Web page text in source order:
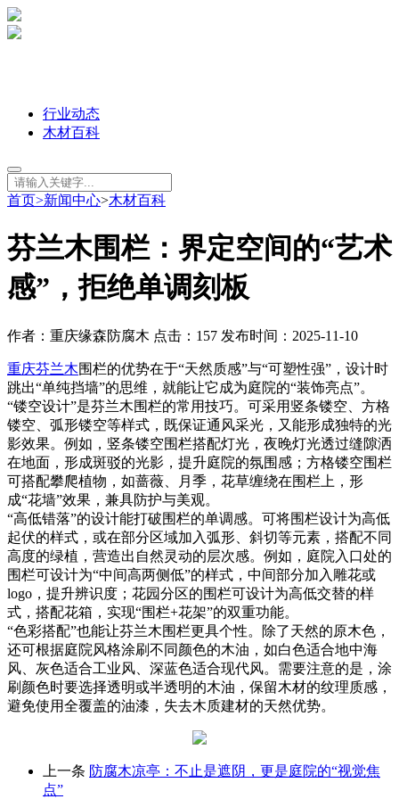
行业动态
木材百科
首页>新闻中心>木材百科
芬兰木围栏：界定空间的“艺术
感”，拒绝单调刻板
作者：重庆缘森防腐木 点击：157 发布时间：2025-11-10
重庆芬兰木围栏的优势在于“天然质感”与“可塑性强”，设计时
跳出“单纯挡墙”的思维，就能让它成为庭院的“装饰亮点”。
“镂空设计”是芬兰木围栏的常用技巧。可采用竖条镂空、方格
镂空、弧形镂空等样式，既保证通风采光，又能形成独特的光
影效果。例如，竖条镂空围栏搭配灯光，夜晚灯光透过缝隙洒
在地面，形成斑驳的光影，提升庭院的氛围感；方格镂空围栏
可搭配攀爬植物，如蔷薇、月季，花草缠绕在围栏上，形
成“花墙”效果，兼具防护与美观。
“高低错落”的设计能打破围栏的单调感。可将围栏设计为高低
起伏的样式，或在部分区域加入弧形、斜切等元素，搭配不同
高度的绿植，营造出自然灵动的层次感。例如，庭院入口处的
围栏可设计为“中间高两侧低”的样式，中间部分加入雕花或
logo，提升辨识度；花园分区的围栏可设计为高低交替的样
式，搭配花箱，实现“围栏+花架”的双重功能。
“色彩搭配”也能让芬兰木围栏更具个性。除了天然的原木色，
还可根据庭院风格涂刷不同颜色的木油，如白色适合地中海
风、灰色适合工业风、深蓝色适合现代风。需要注意的是，涂
刷颜色时要选择透明或半透明的木油，保留木材的纹理质感，
避免使用全覆盖的油漆，失去木质建材的天然优势。
上一条 防腐木凉亭：不止是遮阴，更是庭院的“视觉焦
点”